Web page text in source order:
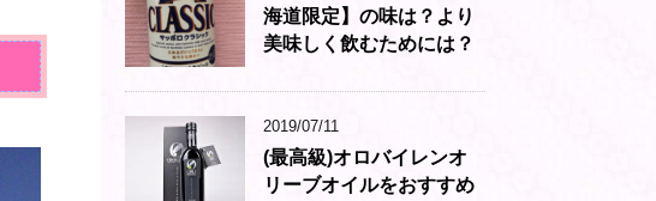
海道限定】の味は？より
美味しく飲むためには？
2019/07/11
(最高級)オロバイレンオ
リーブオイルをおすすめ